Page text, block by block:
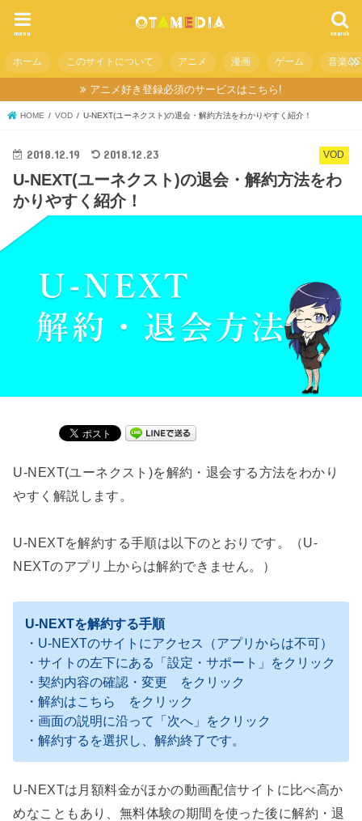
search
menu
ホーム このサイトについて アニメ 漫画 ゲーム 音楽
アニメ好き登録必須のサービスはこちら!
HOME VOD U-NEXT(ユーネクスト)の退会・解約方法をわかりやすく紹介！
VOD
2018.12.19 2018.12.23
U-NEXT(ユーネクスト)の退会・解約方法をわ
かりやすく紹介！
U-NEXT(ユーネクスト)を解約・退会する方法をわかり
やすく解説します。
U-NEXTを解約する手順は以下のとおりです。（U-
NEXTのアプリ上からは解約できません。）
U-NEXTを解約する手順
・U-NEXTのサイトにアクセス（アプリからは不可）
・サイトの左下にある「設定・サポート」をクリック
・契約内容の確認・変更 をクリック
・解約はこちら をクリック
・画面の説明に沿って「次へ」をクリック
・解約するを選択し、解約終了です。
U-NEXTは月額料金がほかの動画配信サイトに比べ高か
めなこともあり、無料体験の期間を使った後に解約・退